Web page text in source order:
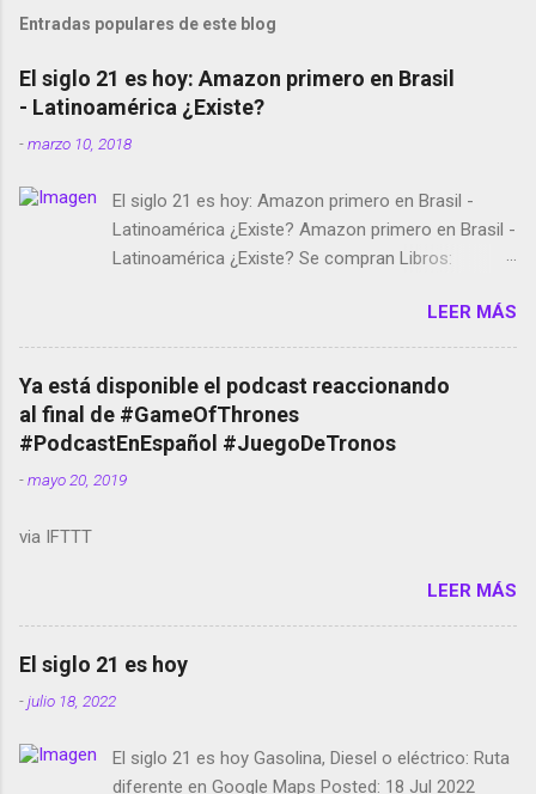
Entradas populares de este blog
El siglo 21 es hoy: Amazon primero en Brasil
- Latinoamérica ¿Existe?
-marzo 10, 2018
El siglo 21 es hoy: Amazon primero en Brasil -
Latinoamérica ¿Existe? Amazon primero en Brasil -
Latinoamérica ¿Existe? Se compran Libros:
temporada de Black Mirror Twitter deja de verificar
cuentas Responden los fotógrafos Brian May y el
copyright en Instagram Música y vídeo selfies en la
red social Riddley Scott saca a Kevin Spacey de su
película Francisco regaña a los que usan el
smartphone en sus misas La serie de la Tierra
Media GoBee - StartUp de bicicletas de alquiler
Live Photos en Google Photos Llegando Partimos
Dictados en Android El tamaño y su importancia...
LEER MÁS
Ya está disponible el podcast reaccionando
al final de #GameOfThrones
#PodcastEnEspañol #JuegoDeTronos
-mayo 20, 2019
via IFTTT
LEER MÁS
El siglo 21 es hoy
-julio 18, 2022
El siglo 21 es hoy Gasolina, Diesel o eléctrico: Ruta
diferente en Google Maps Posted: 18 Jul 2022